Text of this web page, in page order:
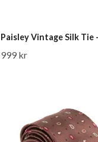
Paisley Vintage Silk
999 kr